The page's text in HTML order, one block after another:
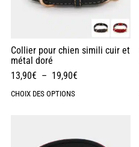
Collier pour chien simili cuir et
métal doré
13,90€ – 19,90€
CHOIX DES OPTIONS